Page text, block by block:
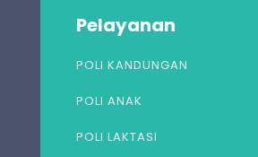
Pelayanan
POLI KANDUNGAN
POLI ANAK
POLI LAKTASI